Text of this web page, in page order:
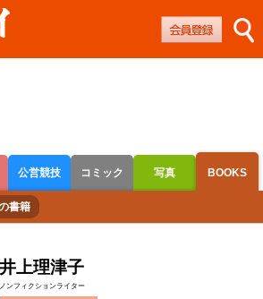
公営競技 コミック 写真 BOOKS
オートレース
書籍
井上理津子
ノンフィクションライター